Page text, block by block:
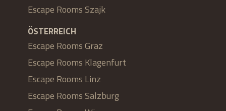
Escape Rooms Szajk
ÖSTERREICH
Escape Rooms Graz
Escape Rooms Klagenfurt
Escape Rooms Linz
Escape Rooms Salzburg